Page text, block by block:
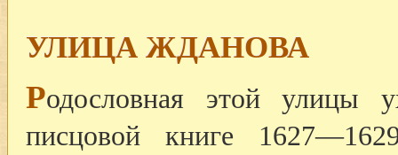
УЛИЦА ЖДАНОВА
Родословная этой улицы
писцовой книге